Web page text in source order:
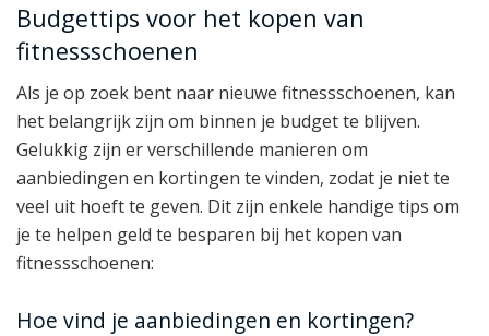
Budgettips voor het kopen van
fitnessschoenen
Als je op zoek bent naar nieuwe fitnessschoenen, kan
het belangrijk zijn om binnen je budget te blijven.
Gelukkig zijn er verschillende manieren om
aanbiedingen en kortingen te vinden, zodat je niet te
veel uit hoeft te geven. Dit zijn enkele handige tips om
je te helpen geld te besparen bij het kopen van
fitnessschoenen:
Hoe vind je aanbiedingen en kortingen?